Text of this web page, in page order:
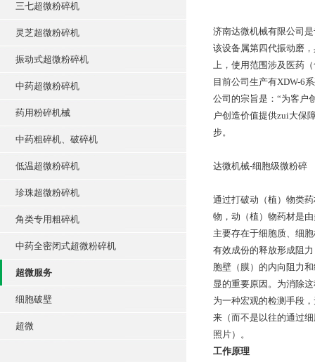
三七超微粉碎机
灵芝超微粉碎机
振动式超微粉碎机
中药超微粉碎机
药用粉碎机械
中药粗碎机、破碎机
低温超微粉碎机
珍珠超微粉碎机
角类专用粗碎机
中药全密闭式超微粉碎机
超微服务
细胞破壁
超微
济南达微机械有限公司
该设备属第四代振动磨
上，使用范围涉及医药
目前公司生产有XDW-6
公司的宗旨是：“为客户
户创造价值提供zui大保
步。
达微机械-细胞级微粉碎
通过打破动（植）物类
物，动（植）物药材是
主要存在于细胞质、细
有效成份的释放形成阻
胞壁（膜）的内向阻力
显的重要原因。为消除
为一种宏观的检测手段
来（而不是以往的通过
照片）。
工作原理